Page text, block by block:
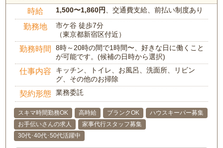
時給 1,500〜1,860円、交通費支給、前払い制度あり
勤務地
市ケ谷 徒歩7分
（東京都新宿区付近）
勤務時間
8時～20時の間で1時間〜、好きな日に働くこと
が可能です。(候補の日時から選択)
仕事内容
キッチン、トイレ、お風呂、洗面所、リビン
グ、その他のお掃除
契約形態 業務委託
スキマ時間勤務OK 高時給 ブランクOK
ハウスキーパー募集
お手伝いさんの求人
家事代行スタッフ募集
30代･40代･50代活躍中